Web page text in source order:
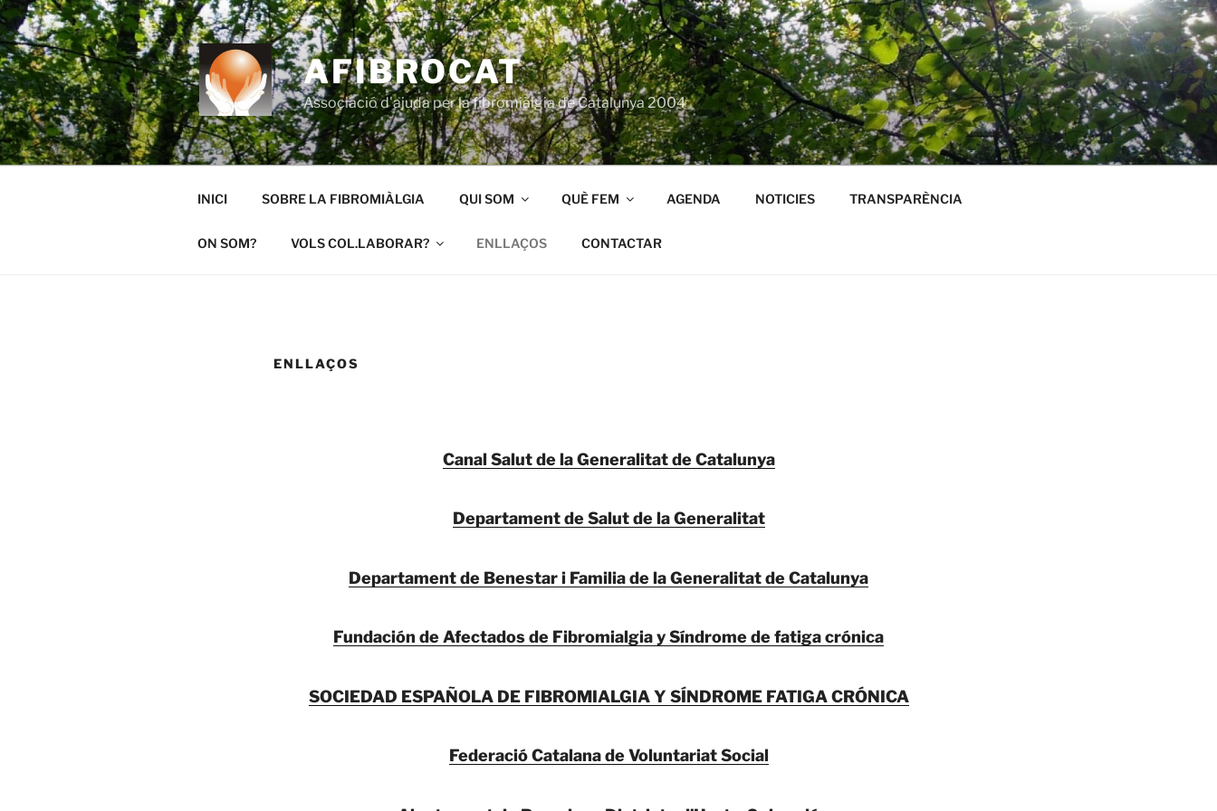
Vés
al
contingut
AFIBROCAT
Associació d'ajuda per la fibromiàlgia de Catalunya 2004
INICI SOBRE LA FIBROMIÀLGIA QUI SOM QUÈ FEM AGENDA NOTICIES TRANSPARÈNCIA
ON SOM? VOLS COL.LABORAR? ENLLAÇOS CONTACTAR
ENLLAÇOS
Canal Salut de la Generalitat de Catalunya
Departament de Salut de la Generalitat
Departament de Benestar i Familia de la Generalitat de Catalunya
Fundación de Afectados de Fibromialgia y Síndrome de fatiga crónica
SOCIEDAD ESPAÑOLA DE FIBROMIALGIA Y SÍNDROME FATIGA CRÓNICA
Federació Catalana de Voluntariat Social